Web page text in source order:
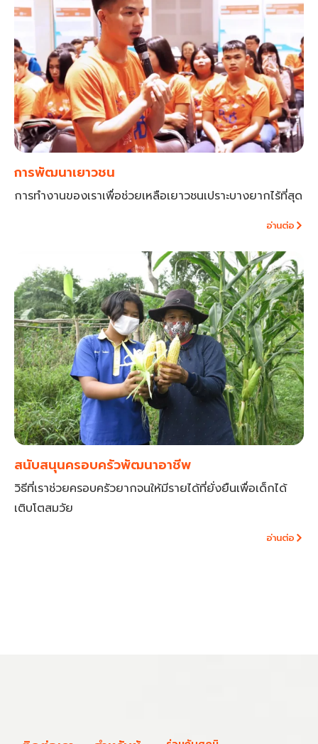
การพัฒนาเยาวชน
การทำงานของเราเพื่อช่วยเหลือเยาวชนเปราะบางยากไร้ที่สุด
อ่านต่อ
สนับสนุนครอบครัวพัฒนาอาชีพ
วิธีที่เราช่วยครอบครัวยากจนให้มีรายได้ที่ยั่งยืนเพื่อเด็กได้
เติบโตสมวัย
อ่านต่อ